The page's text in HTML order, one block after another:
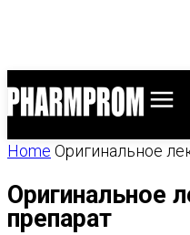
Home Оригинальное
Оригинальное
препарат